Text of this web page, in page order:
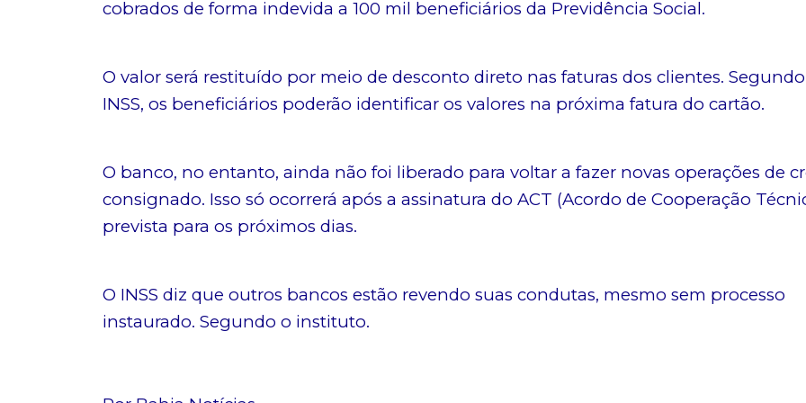
cobrados de forma indevida a 100 mil beneficiários da Previdência Social.
O valor será restituído por meio de desconto direto nas faturas dos clientes.
INSS, os beneficiários poderão identificar os valores na próxima fatura do cartão.
O banco, no entanto, ainda não foi liberado para voltar a fazer novas operações de
consignado. Isso só ocorrerá após a assinatura do ACT (Acordo de Cooperação
prevista para os próximos dias.
O INSS diz que outros bancos estão revendo suas condutas, mesmo sem processo
instaurado. Segundo o instituto.